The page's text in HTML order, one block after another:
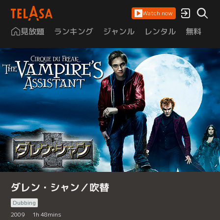
Watch now
見放題 ランキング ジャンル レンタル 無料
ダレン・シャン／吹替
Dubbing
2009
1h 48mins